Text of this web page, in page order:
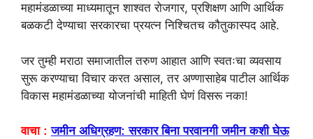
महामंडळाच्या माध्यमातून शाश्वत रोजगार, प्रशिक्षण आणि आर्थिक
बळकटी देण्याचा सरकारचा प्रयत्न निश्चितच कौतुकास्पद आहे.
जर तुम्ही मराठा समाजातील तरुण आहात आणि स्वतःचा व्यवसाय
सुरू करण्याचा विचार करत असाल, तर अण्णासाहेब पाटील आर्थिक
विकास महामंडळाच्या योजनांची माहिती घेणं विसरू नका!
वाचा :जमीन अधिग्रहण: सरकार बिना परवानगी जमीन कशी घेऊ